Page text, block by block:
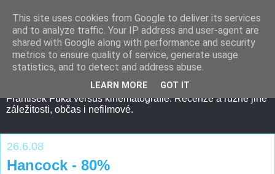
František Fuka versus kinematografie. Recenze a různé jiné
záležitosti, občas i nefilmové.
26.6.08
Hancock - 80%
This site uses cookies from Google to deliver its services
and to analyze traffic. Your IP address and user-agent are
shared with Google along with performance and security
metrics to ensure quality of service, generate usage
statistics, and to detect and address abuse.
LEARN MORE GOT IT